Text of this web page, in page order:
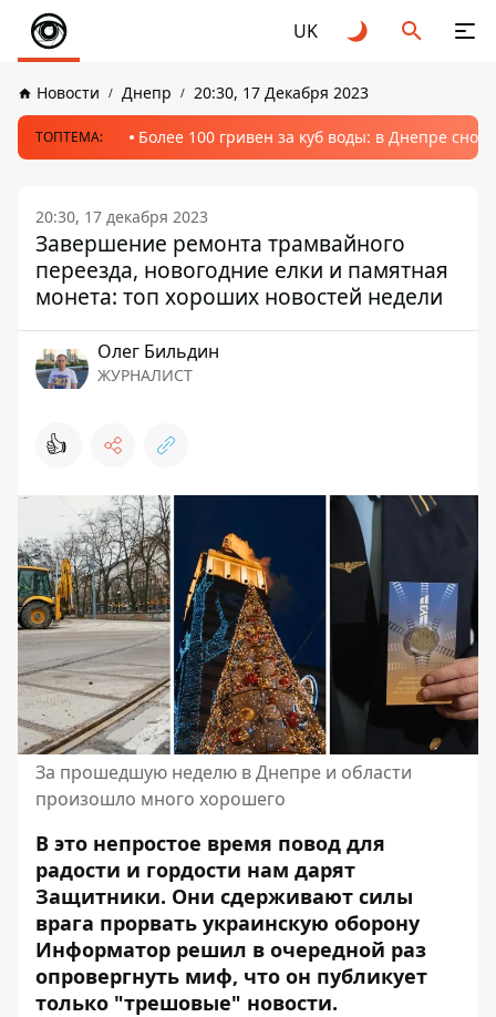
UK
Новости Днепр 20:30, 17 Декабря 2023
ТОПТЕМА: Более 100 гривен за куб воды: в Днепре
20:30, 17 декабря 2023
Завершение ремонта трамвайного
переезда, новогодние елки и памятная
монета: топ хороших новостей недели
Олег Бильдин
ЖУРНАЛИСТ
👍
За прошедшую неделю в Днепре и области
произошло много хорошего
В это непростое время повод для
радости и гордости нам дарят
Защитники. Они сдерживают силы
врага прорвать украинскую оборону
Информатор решил в очередной раз
опровергнуть миф, что он публикует
только "трешовые" новости.